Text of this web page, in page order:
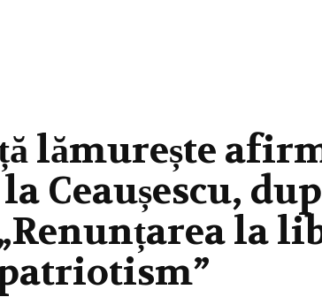
lămurește
Ceaușescu,
la